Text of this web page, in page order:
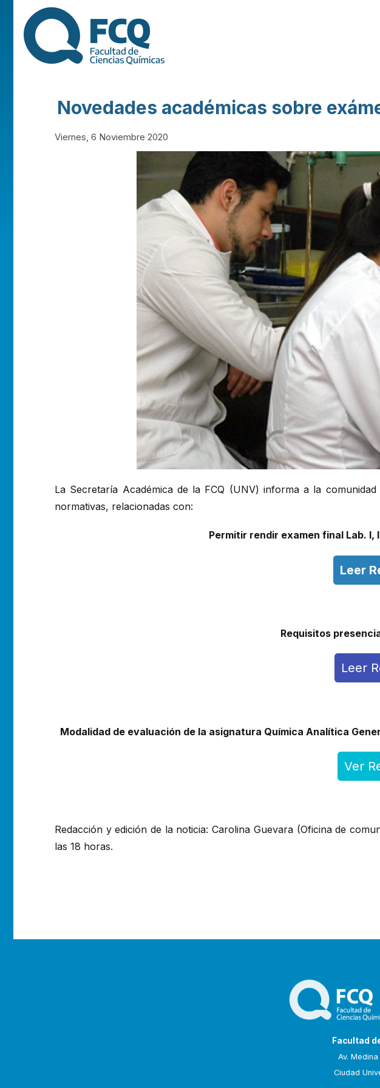
FACULTAD DE
CIENCIAS
QUÍMICAS DE
UNIVERSIDAD
NACIONAL DE
Novedades académicas sobre
Viernes, 6 Noviembre 2020
La Secretaría Académica de la FCQ (UNV) informa a la
normativas, relacionadas con:
Permitir rendir examen final Lab. I,
Leer
Requisitos
Leer
Modalidad de evaluación de la asignatura Química Analítica
Ver
Redacción y edición de la noticia: Carolina Guevara (Oficina de
las 18 horas.
Facultad
Av.
Ciudad